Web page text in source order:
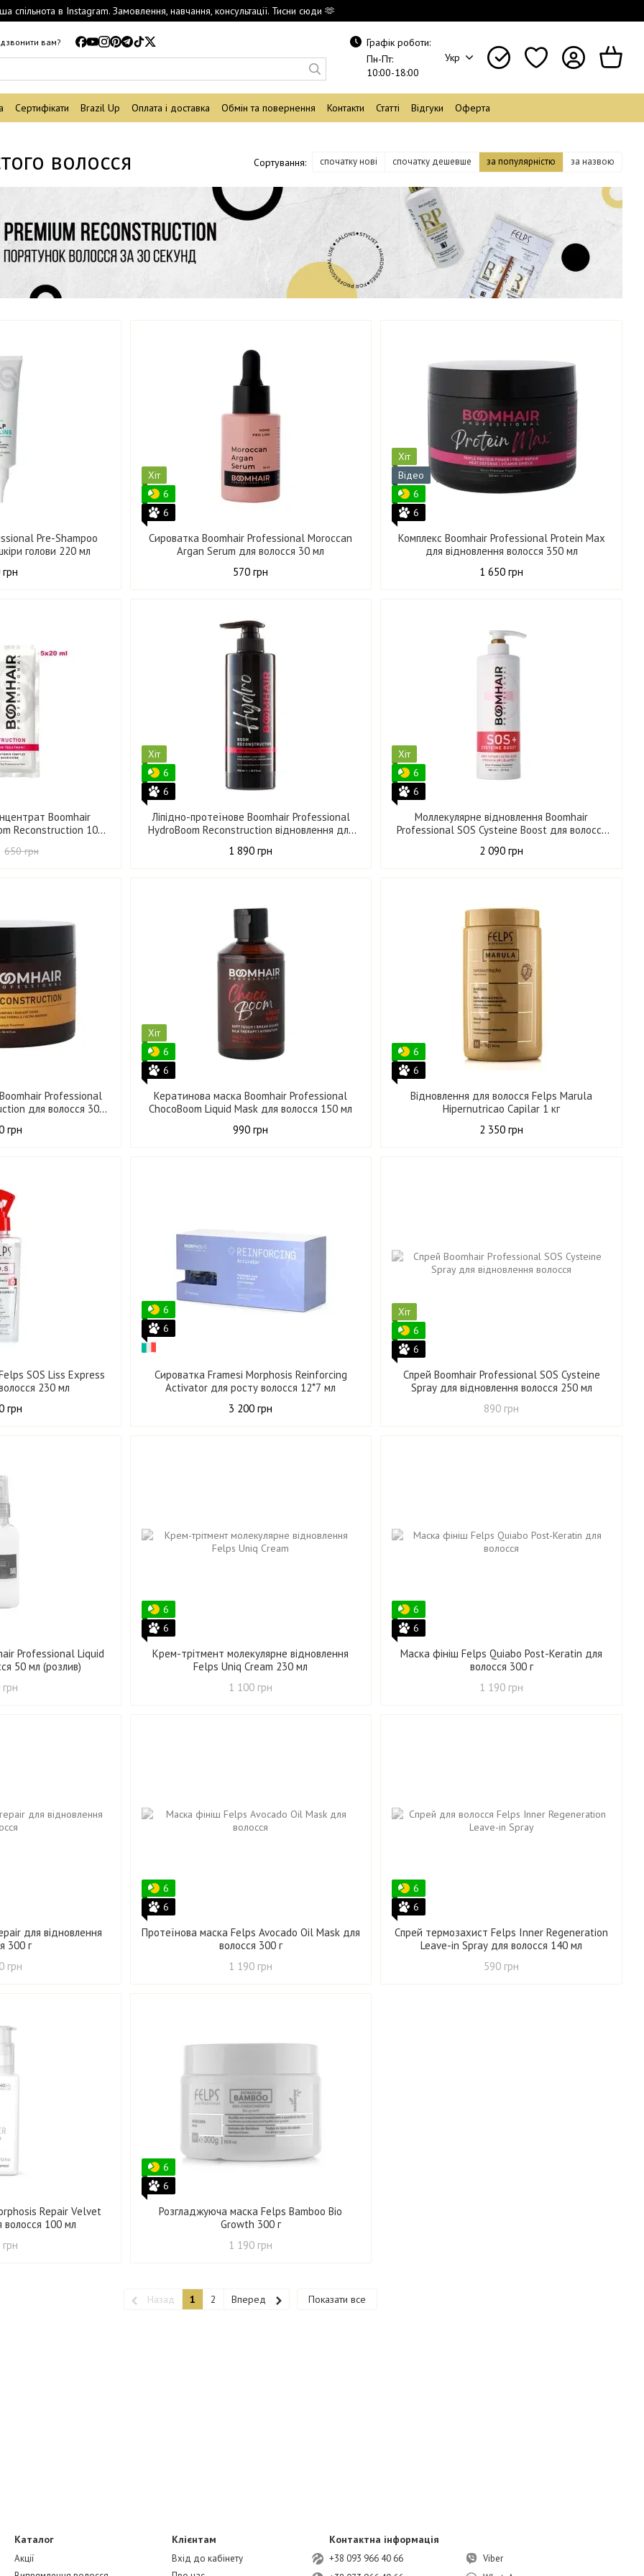
спільнота в Instagram. Замовлення, навчання, консультації. Тисни сюди 🫶
вам?
Графік роботи:
Пн-Пт:
10:00-18:00
Укр
Сертифікати Brazil Up Оплата і доставка Обмін та повернення Контакти Статті Відгуки Оферта
волосся Сортування: спочатку нові спочатку дешевше за популярністю за назвою
Pre-Shampoo
голови 220 мл
Хіт
6
6
Cироватка Boomhair Professional Moroccan
Argan Serum для волосся 30 мл
570 грн
Хіт
Відео
6
6
Комплекс Boomhair Professional Protein Max
для відновлення волосся 350 мл
1 650 грн
Boomhair
Reconstruction 100
650 грн
Хіт
6
6
Ліпідно-протеїнове Boomhair Professional
HydroBoom Reconstruction відновлення для
1 890 грн
Хіт
6
6
Моллекулярне відновлення Boomhair
Professional SOS Cysteine Boost для волосся
2 090 грн
Professional
для волосся 300
грн
Хіт
6
6
Кератинова маска Boomhair Professional
ChocoBoom Liquid Mask для волосся 150 мл
990 грн
6
6
Відновлення для волосся Felps Marula
Hipernutricao Capilar 1 кг
2 350 грн
SOS Liss Express
230 мл
грн
6
6
Сироватка Framesi Morphosis Reinforcing
Activator для росту волосся 12*7 мл
3 200 грн
Хіт
6
6
Спрей Boomhair Professional SOS Cysteine
Spray для відновлення волосся 250 мл
890 грн
Professional Liquid
50 мл (розлив)
6
6
Крем-трітмент молекулярне відновлення
Felps Uniq Cream 230 мл
1 100 грн
6
6
Маска фініш Felps Quiabo Post-Keratin для
волосся 300 г
1 190 грн
для відновлення
300 г
грн
6
6
Протеїнова маска Felps Avocado Oil Mask для
волосся 300 г
1 190 грн
6
6
Спрей термозахист Felps Inner Regeneration
Leave-in Spray для волосся 140 мл
590 грн
Repair Velvet
волосся 100 мл
6
6
Розгладжуюча маска Felps Bamboo Bio
Growth 300 г
1 190 грн
Назад 1 2 Вперед Показати все
Каталог
Акції
Клієнтам
Вхід до кабінету
Контактна інформація
+38 093 966 40 66
Viber